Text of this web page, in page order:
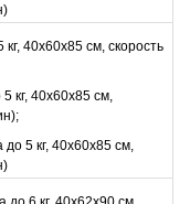
кг, 40х60х85 см, скорость
кг, 40х60х85 см,
до 5 кг, 40х60х85 см,